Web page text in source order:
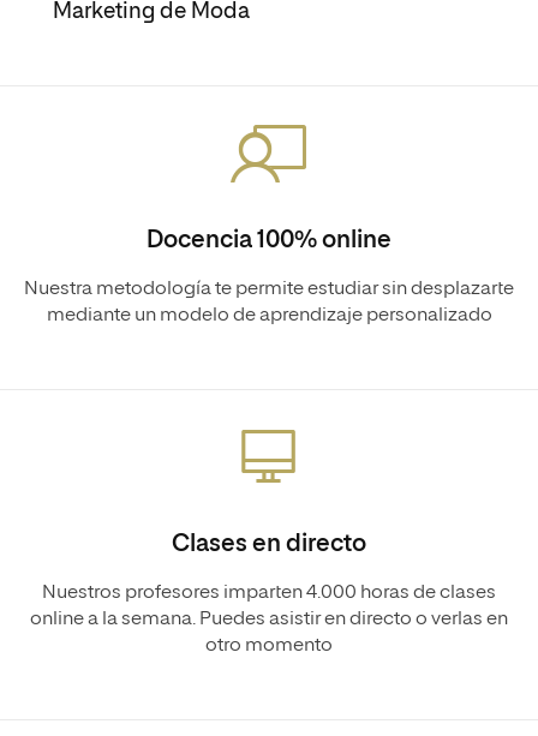
Marketing de Moda
Docencia 100% online
Nuestra metodología te permite estudiar sin desplazarte
mediante un modelo de aprendizaje personalizado
Clases en directo
Nuestros profesores imparten 4.000 horas de clases
online a la semana. Puedes asistir en directo o verlas en
otro momento